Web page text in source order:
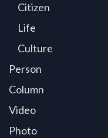
Citizen
Life
Culture
Person
Column
Video
Photo